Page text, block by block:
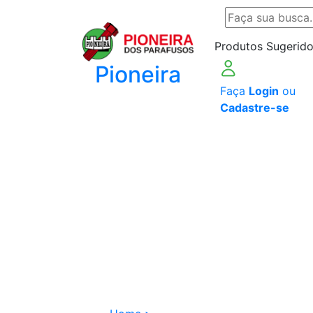
Pioneira
Produtos
Faça Login ou
Cadastre-se